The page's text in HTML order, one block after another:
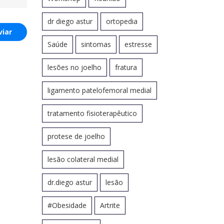
dr diego astur ortopedia
Saúde sintomas estresse
lesões no joelho fratura
ligamento patelofemoral medial
tratamento fisioterapêutico
protese de joelho
lesão colateral medial
dr.diego astur lesão
#Obesidade Artrite